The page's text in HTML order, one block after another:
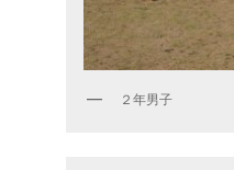
２年男子